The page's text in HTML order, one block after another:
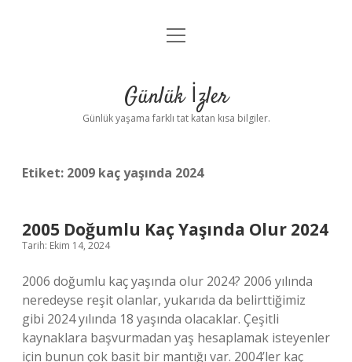
Anasayfa
Yasal Uyarı
menüyü
Günlük İzler
Günlük yaşama farklı tat katan kısa bilgiler.
Etiket: 2009 kaç yaşında 2024
2005 Doğumlu Kaç Yaşında Olur 2024
Tarih: Ekim 14, 2024
2006 doğumlu kaç yaşında olur 2024? 2006 yılında
neredeyse reşit olanlar, yukarıda da belirttiğimiz
gibi 2024 yılında 18 yaşında olacaklar. Çeşitli
kaynaklara başvurmadan yaş hesaplamak isteyenler
için bunun çok basit bir mantığı var. 2004’ler kaç